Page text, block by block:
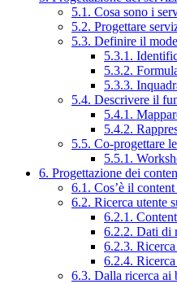
5.1. Cosa sono i
5.2. Progettare
5.3. Definire il
5.3.1.
5.3.2.
5.3.3.
5.4. Descrivere il
5.4.1.
5.4.2.
5.5. Co-progettare
5.5.1.
6. Progettazione dei
6.1. Cos’è il content
6.2. Ricerca utente
6.2.1.
6.2.2. Dati di
6.2.3.
6.2.4.
6.3. Dalla ricerca ai